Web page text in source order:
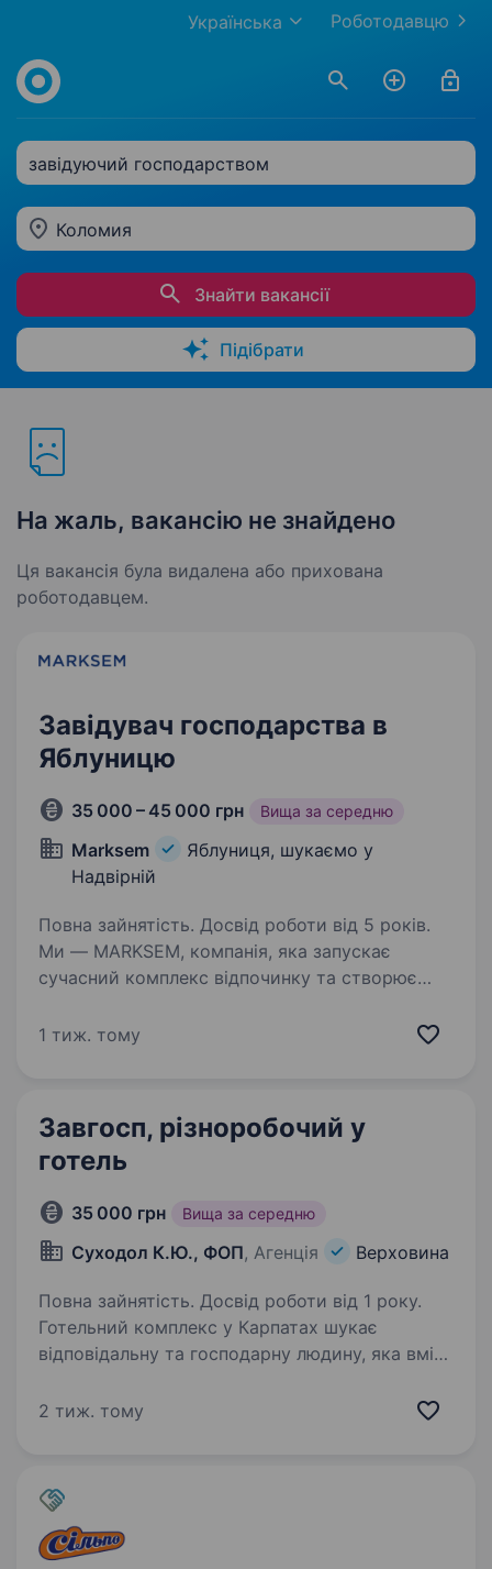
Роботодавцю
Українська
завідуючий господарством
Коломия
Знайти вакансії
Підібрати
На жаль, вакансію не знайдено
Ця вакансія була видалена або прихована
роботодавцем.
Завідувач господарства в
Яблуницю
35 000 – 45 000 грн Вища за середню
Marksem
Яблуниця, шукаємо у
Надвірній
Повна зайнятість. Досвід роботи від 5 років.
Ми — MARKSEM, компанія, яка запускає
сучасний комплекс відпочинку та створює
відповідального господарника, який буде
1 тиж. тому
Завгосп, різноробочий у
готель
35 000 грн Вища за середню
Суходол К.Ю., ФОП, Агенція Верховина
Повна зайнятість. Досвід роботи від 1 року.
Готельний комплекс у Карпатах шукає
відповідальну та господарну людину, яка вміє
інструментами та підтримувати порядок
2 тиж. тому